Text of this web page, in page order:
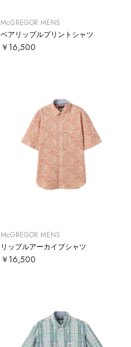
McGREGOR MENS
ベアリップルプリントシャツ
￥16,500
McGREGOR MENS
リップルアーカイブシャツ
￥16,500